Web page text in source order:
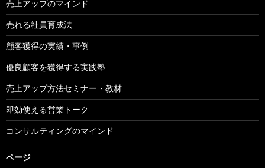
売上アップのマインド
売れる社員育成法
顧客獲得の実績・事例
優良顧客を獲得する実践塾
売上アップ方法セミナー・教材
即効使える営業トーク
コンサルティングのマインド
ページ